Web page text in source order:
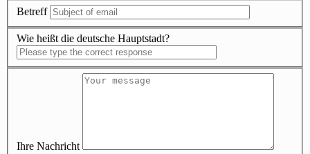
Betreff
Wie heißt die deutsche Hauptstadt?
Ihre Nachricht